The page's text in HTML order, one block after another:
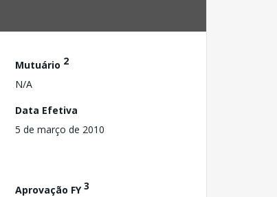
Mutuário 2
N/A
Data Efetiva
5 de março de 2010
Aprovação FY3